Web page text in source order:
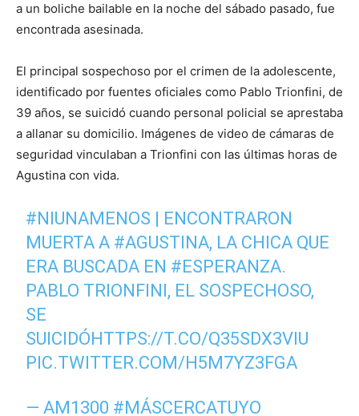
a un boliche bailable en la noche del sábado pasado, fue
encontrada asesinada.
El principal sospechoso por el crimen de la adolescente,
identificado por fuentes oficiales como Pablo Trionfini, de
39 años, se suicidó cuando personal policial se aprestaba
a allanar su domicilio. Imágenes de video de cámaras de
seguridad vinculaban a Trionfini con las últimas horas de
Agustina con vida.
#NIUNAMENOS | ENCONTRARON
MUERTA A #AGUSTINA, LA CHICA QUE
ERA BUSCADA EN #ESPERANZA.
PABLO TRIONFINI, EL SOSPECHOSO,
SE
SUICIDÓHTTPS://T.CO/Q35SDX3VIU
PIC.TWITTER.COM/H5M7YZ3FGA
— AM1300 #MÁSCERCATUYO